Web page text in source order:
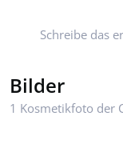
Schreibe das
Bilder
1 Kosmetikfoto der